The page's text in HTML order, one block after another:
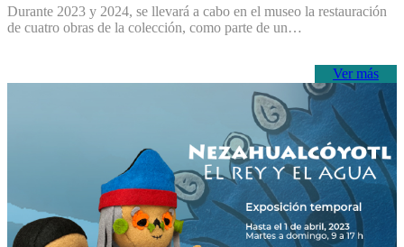
Durante 2023 y 2024, se llevará a cabo en el museo la restauración
de cuatro obras de la colección, como parte de un…
Ver más